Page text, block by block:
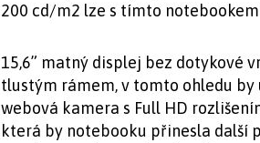
200 cd/m2 lze s tímto
15,6” matný displej bez dotykové
tlustým rámem, v tomto ohledu
webová kamera s Full HD
která by notebooku přinesla další